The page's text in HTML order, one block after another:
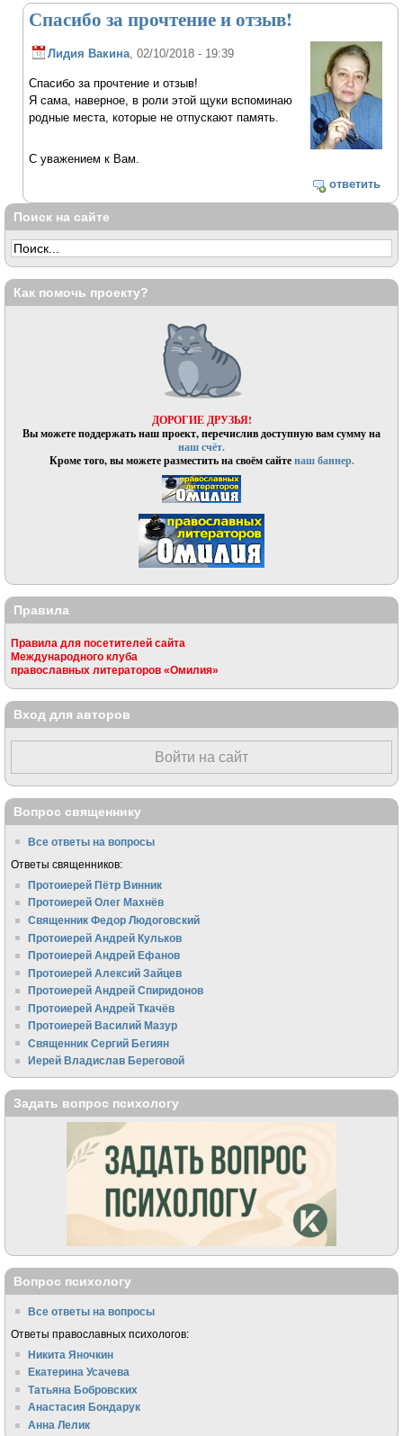
Спасибо за прочтение и отзыв!
Лидия Вакина, 02/10/2018 - 19:39
Спасибо за прочтение и отзыв!
Я сама, наверное, в роли этой щуки вспоминаю
родные места, которые не отпускают память.
С уважением к Вам.
ответить
Поиск на сайте
Как помочь проекту?
ДОРОГИЕ ДРУЗЬЯ!
Вы можете поддержать наш проект, перечислив доступную вам сумму на
наш счёт.
Кроме того, вы можете разместить на своём сайтенаш баннер.
Правила
Правила для посетителей сайта
Международного клуба
православных литераторов «Омилия»
Вход для авторов
Войти на сайт
Вопрос священнику
Все ответы на вопросы
Ответы священников:
Протоиерей Пётр Винник
Протоиерей Олег Махнёв
Священник Федор Людоговский
Протоиерей Андрей Кульков
Протоиерей Андрей Ефанов
Протоиерей Алексий Зайцев
Протоиерей Андрей Спиридонов
Протоиерей Андрей Ткачёв
Протоиерей Василий Мазур
Священник Сергий Бегиян
Иерей Владислав Береговой
Задать вопрос психологу
Вопрос психологу
Все ответы на вопросы
Ответы православных психологов:
Никита Яночкин
Екатерина Усачева
Татьяна Бобровских
Анастасия Бондарук
Анна Лелик